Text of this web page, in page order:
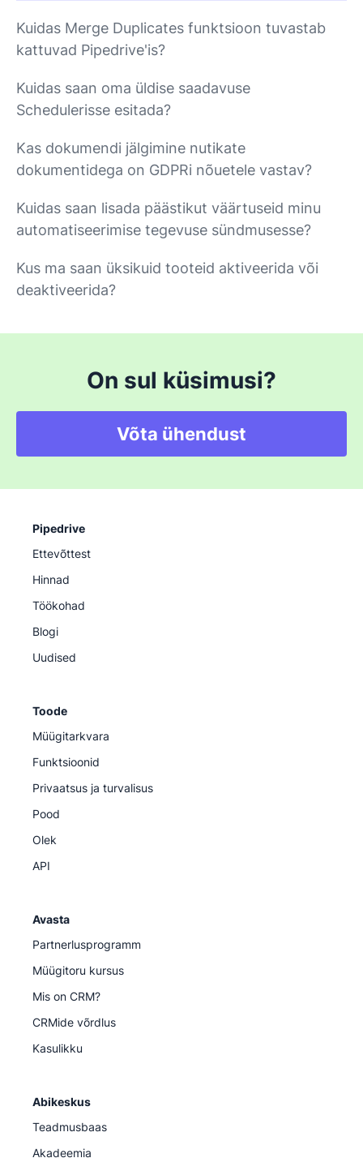
Kuidas Merge Duplicates funktsioon tuvastab
kattuvad Pipedrive'is?
Kuidas saan oma üldise saadavuse
Schedulerisse esitada?
Kas dokumendi jälgimine nutikate
dokumentidega on GDPRi nõuetele vastav?
Kuidas saan lisada päästikut väärtuseid minu
automatiseerimise tegevuse sündmusesse?
Kus ma saan üksikuid tooteid aktiveerida või
deaktiveerida?
On sul küsimusi?
Võta ühendust
Pipedrive
Ettevõttest
Hinnad
Töökohad
Blogi
Uudised
Toode
Müügitarkvara
Funktsioonid
Privaatsus ja turvalisus
Pood
Olek
API
Avasta
Partnerlusprogramm
Müügitoru kursus
Mis on CRM?
CRMide võrdlus
Kasulikku
Abikeskus
Teadmusbaas
Akadeemia